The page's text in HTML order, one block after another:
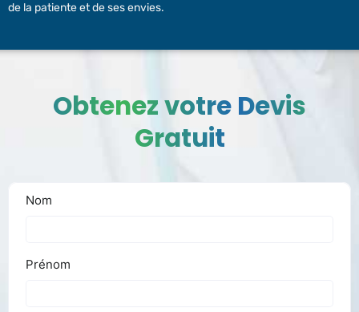
de la patiente et de ses envies.
Obtenez votre Devis
Gratuit